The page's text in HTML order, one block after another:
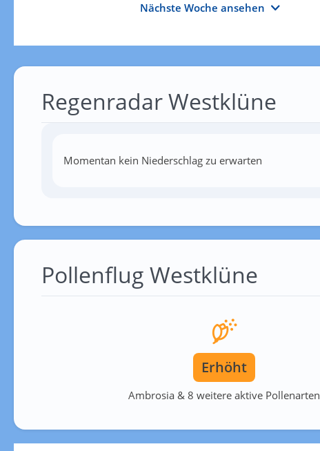
Nächste Woche ansehen
Regenradar Westklüne
Momentan kein Niederschlag zu erwarten
Pollenflug Westklüne
Erhöht
Ambrosia & 8 weitere aktive Pollenarten